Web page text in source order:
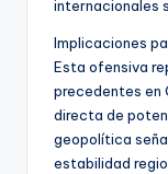
internacionales
Implicaciones
Esta ofensiva
precedentes en
directa de
geopolítica
estabilidad